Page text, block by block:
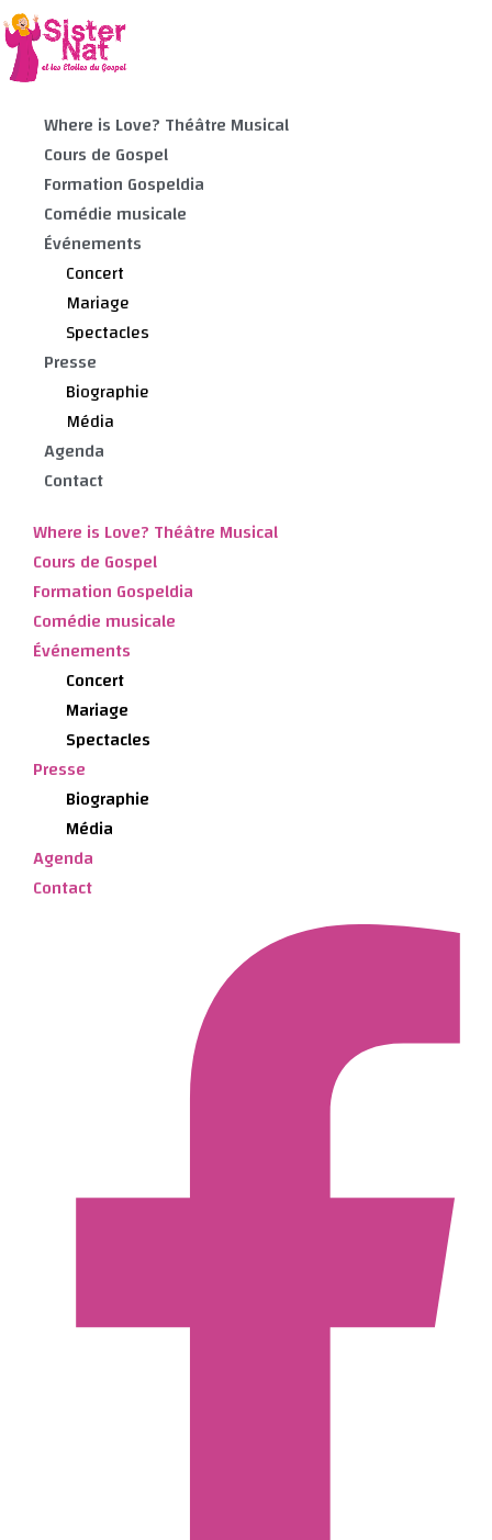
Where is Love? Théâtre Musical
Cours de Gospel
Formation Gospeldia
Comédie musicale
Événements
Concert
Mariage
Spectacles
Presse
Biographie
Média
Agenda
Contact
Where is Love? Théâtre Musical
Cours de Gospel
Formation Gospeldia
Comédie musicale
Événements
Concert
Mariage
Spectacles
Presse
Biographie
Média
Agenda
Contact